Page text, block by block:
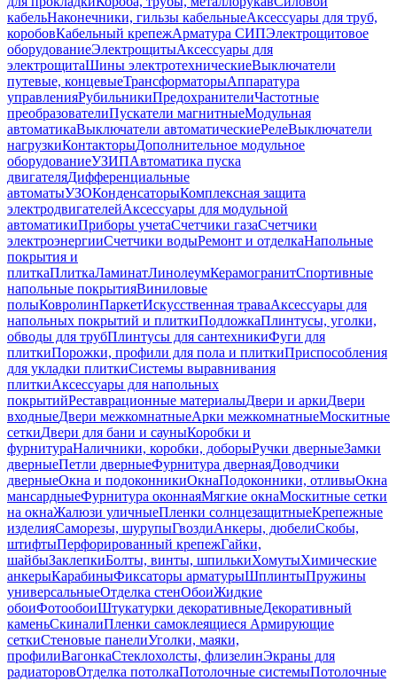
кабельНаконечники, гильзы кабельныеАксессуары для труб,
коробовКабельный крепежАрматура СИПЭлектрощитовое
оборудованиеЭлектрощитыАксессуары для
электрощитаШины электротехническиеВыключатели
путевые, концевыеТрансформаторыАппаратура
управленияРубильникиПредохранителиЧастотные
преобразователиПускатели магнитныеМодульная
автоматикаВыключатели автоматическиеРелеВыключатели
нагрузкиКонтакторыДополнительное модульное
оборудованиеУЗИПАвтоматика пуска
двигателяДифференциальные
автоматыУЗОКонденсаторыКомплексная защита
электродвигателейАксессуары для модульной
автоматикиПриборы учетаСчетчики газаСчетчики
электроэнергииСчетчики водыРемонт и отделкаНапольные
покрытия и
плиткаПлиткаЛаминатЛинолеумКерамогранитСпортивные
напольные покрытияВиниловые
полыКовролинПаркетИскусственная траваАксессуары для
напольных покрытий и плиткиПодложкаПлинтусы, уголки,
обводы для трубПлинтусы для сантехникиФуги для
плиткиПорожки, профили для пола и плиткиПриспособления
для укладки плиткиСистемы выравнивания
плиткиАксессуары для напольных
покрытийРеставрационные материалыДвери и аркиДвери
входныеДвери межкомнатныеАрки межкомнатныеМоскитные
сеткиДвери для бани и сауныКоробки и
фурнитураНаличники, коробки, доборыРучки дверныеЗамки
дверныеПетли дверныеФурнитура двернаяДоводчики
дверныеОкна и подоконникиОкнаПодоконники, отливыОкна
мансардныеФурнитура оконнаяМягкие окнаМоскитные сетки
на окнаЖалюзи уличныеПленки солнцезащитныеКрепежные
изделияСаморезы, шурупыГвоздиАнкеры, дюбелиСкобы,
штифтыПерфорированный крепежГайки,
шайбыЗаклепкиБолты, винты, шпилькиХомутыХимические
анкерыКарабиныФиксаторы арматурыШплинтыПружины
универсальныеОтделка стенОбоиЖидкие
обоиФотообоиШтукатурки декоративныеДекоративный
каменьСкиналиПленки самоклеящиеся Армирующие
сеткиСтеновые панелиУголки, маяки,
профилиВагонкаСтеклохолсты, флизелинЭкраны для
радиаторовОтделка потолкаПотолочные системыПотолочные